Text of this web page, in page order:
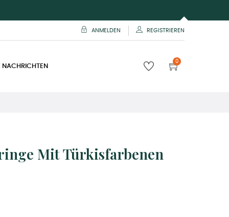
ANMELDEN REGISTRIEREN
NACHRICHTEN
0
Mit Türkisfarbenen